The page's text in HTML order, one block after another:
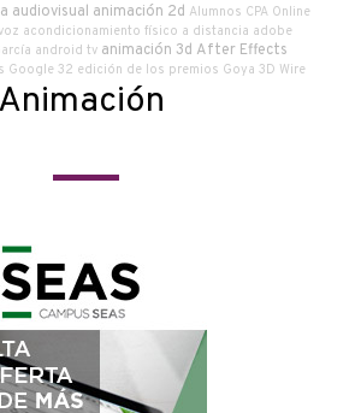
audiovisual animación 2d Alumnos CPA Online
acondicionamiento físico a distancia adobe
android tv animación 3d After Effects
Google 32 edición de los premios Goya 3D Wire
Animación